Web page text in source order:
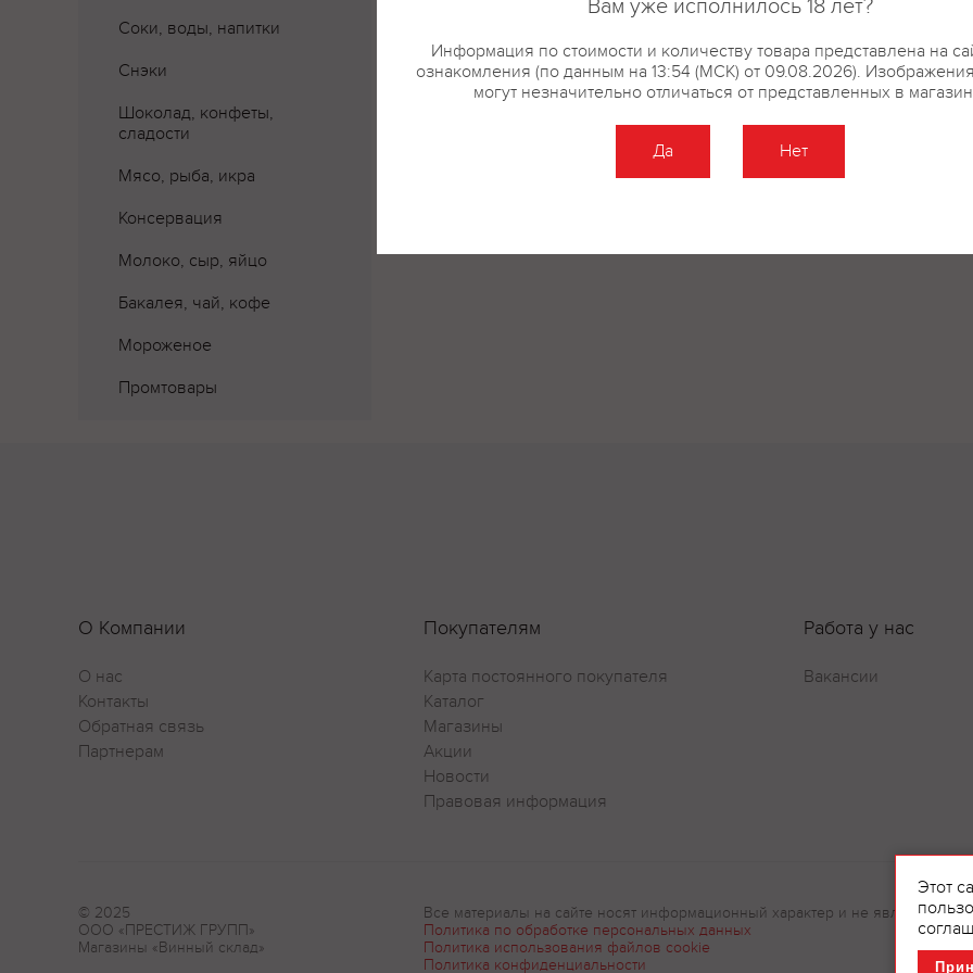
Соки, воды, напитки
Снэки
Шоколад, конфеты,
сладости
Мясо, рыба, икра
Консервация
Молоко, сыр, яйцо
Бакалея, чай, кофе
Мороженое
Промтовары
О Компании
О нас
Контакты
Обратная связь
Партнерам
Покупателям
Карта постоянного покупателя
Каталог
Магазины
Акции
Новости
Правовая информация
Работа у нас
Вакансии
© 2025
ООО «ПРЕСТИЖ ГРУПП»
Магазины «Винный склад»
Все материалы на сайте носят информационный характер и не являются
Политика по обработке персональных данных
Политика использования файлов cookie
Политика конфиденциальности
Этот
Вам уже исполнилось 18 лет?
Информация по стоимости и количеству товара представлена на
ознакомления (по данным на 13:54 (МСК) от 09.08.2026).
могут незначительно отличаться от представленных в
Да Нет